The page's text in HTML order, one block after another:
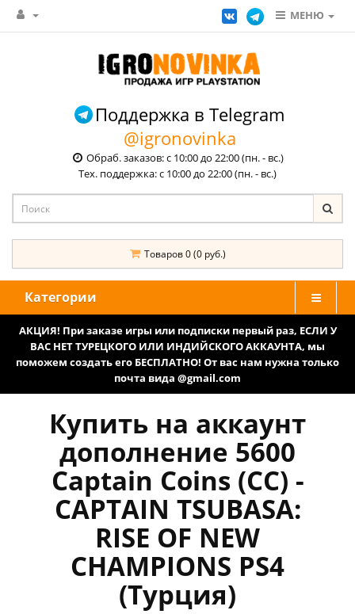
МЕНЮ
Поддержка в Telegram
@igronovinka
Обраб. заказов: с 10:00 до 22:00 (пн. - вс.)
Тех. поддержка: с 10:00 до 22:00 (пн. - вс.)
Товаров 0 (0 руб.)
Категории
АКЦИЯ! При заказе игры или подписки первый раз, ЕСЛИ У
ВАС НЕТ ТУРЕЦКОГО ИЛИ ИНДИЙСКОГО АККАУНТА, мы
поможем создать его БЕСПЛАТНО! От вас нам нужна только
почта вида @gmail.com
Купить на аккаунт
дополнение 5600
Captain Coins (CC) -
CAPTAIN TSUBASA:
RISE OF NEW
CHAMPIONS PS4
(Турция)